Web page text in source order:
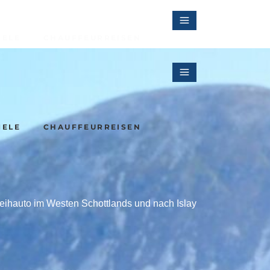
Irlands Kulturlandschaften
Sherryreise in Andalusien
CHAUFFEURREISEN
Irlands Kulturlandschaften
Sherryreise in Andalusien
im Westen Schottlands und nach Islay